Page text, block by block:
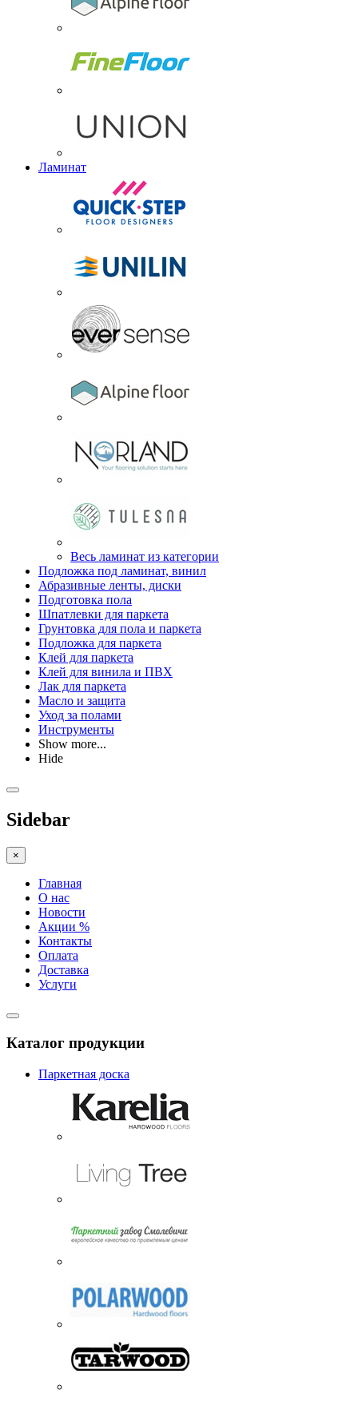
Ламинат
Весь ламинат из категории
Подложка под ламинат, винил
Абразивные ленты, диски
Подготовка пола
Шпатлевки для паркета
Грунтовка для пола и паркета
Подложка для паркета
Клей для паркета
Клей для винила и ПВХ
Лак для паркета
Масло и защита
Уход за полами
Инструменты
Show more...
Hide
Sidebar
×
Главная
О нас
Новости
Акции %
Контакты
Оплата
Доставка
Услуги
Каталог продукции
Паркетная доска